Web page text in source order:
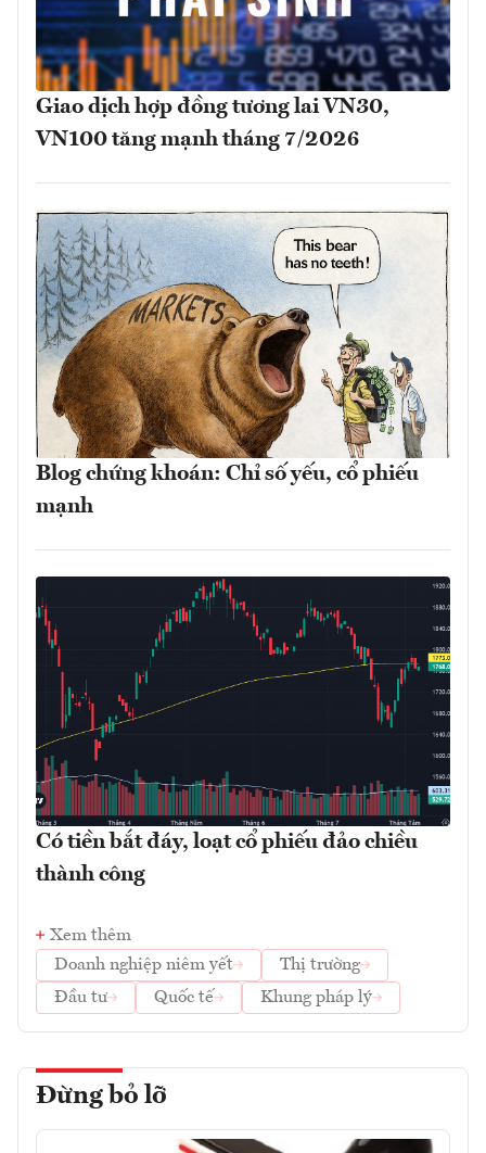
Giao dịch hợp đồng tương lai VN30,
VN100 tăng mạnh tháng 7/2026
Blog chứng khoán: Chỉ số yếu, cổ phiếu
mạnh
Có tiền bắt đáy, loạt cổ phiếu đảo chiều
thành công
Xem thêm
Doanh nghiệp niêm yết
Thị trường
Đầu tư
Quốc tế Khung pháp lý
Đừng bỏ lỡ